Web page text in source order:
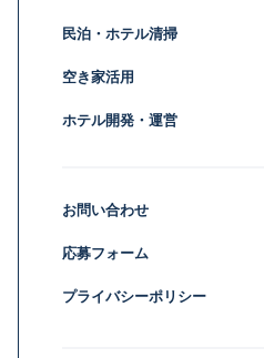
民泊・ホテル清掃
空き家活用
ホテル開発・運営
お問い合わせ
応募フォーム
プライバシーポリシー